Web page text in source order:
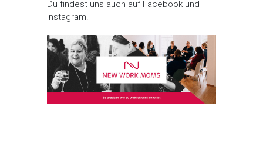
Du findest uns auch auf Facebook und
Instagram.